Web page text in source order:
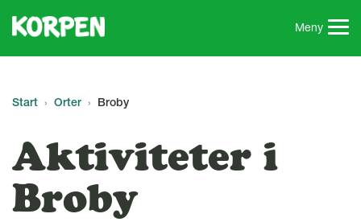
Meny
Start Orter Broby
Aktiviteter i
Broby